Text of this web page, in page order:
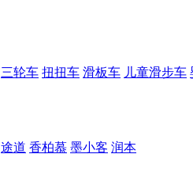
三轮车 扭扭车 滑板车 儿童滑步车
途道 香柏慕 墨小客 润本